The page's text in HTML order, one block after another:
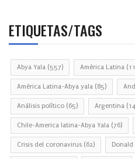
ETIQUETAS/TAGS
Abya Yala (557) América Latina
América Latina-Abya yala (85)
Análisis político (65) Argentina
Chile-America latina-Abya Yala (76)
Crisis del coronavirus (62) Donald